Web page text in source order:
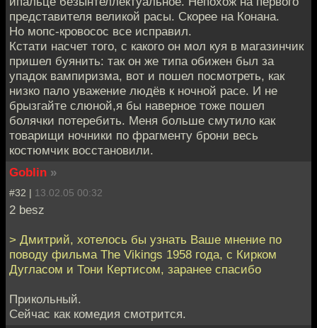
представителя великой расы. Скорее на Конана.
Но мопс-кровосос все исправил.
Кстати насчет того, с какого он мол куя в магазинчик
пришел буянить: так он же типа обижен был за
упадок вампиризма, вот и пошел посмотреть, как
низко пало уважение людёв к ночной расе. И не
брызгайте слюной,я бы наверное тоже пошел
болячки потеребить. Меня больше смутило как
товарищи ночники по фрагменту брони весь
костюмчик восстановили.
Goblin »
#32 | 13.02.05 00:32
2 besz
> Дмитрий, хотелось бы узнать Ваше мнение по
поводу фильма The Vikings 1958 года, с Кирком
Дугласом и Тони Кертисом, заранее спасибо
Прикольный.
Сейчас как комедия смотрится.